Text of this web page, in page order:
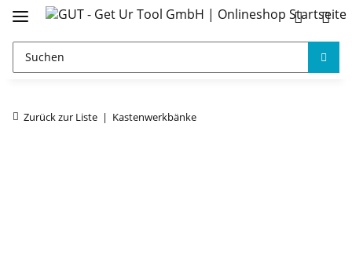
Zurück zur Liste Kastenwerkbänke